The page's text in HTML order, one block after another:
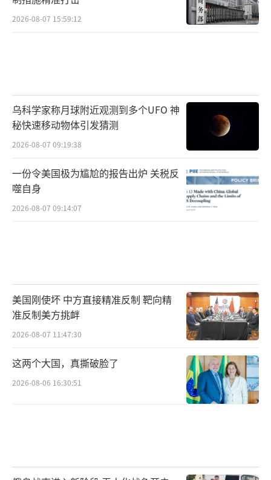
2026-08-07 15:59:12
乌科学家称月球附近观测到多个UFO 神
秘快速移动物体引发猜测
2026-08-07 09:19:38
一份令美国极为尴尬的报告出炉 关税反
噬自身
2026-08-07 09:14:07
美国刚使坏 中方直接精准反制 靶向精
准反制美方挑衅
2026-08-07 11:47:30
这两个大国，真撕破脸了
2026-08-06 16:30:51